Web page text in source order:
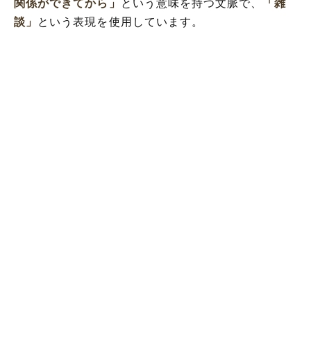
関係ができてから」
という意味を持つ文脈で、
「雑
談」
という表現を使用しています。